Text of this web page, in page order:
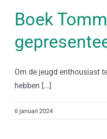
Boek
Om de jeugd enthousiast
hebben [...]
6 januari 2024